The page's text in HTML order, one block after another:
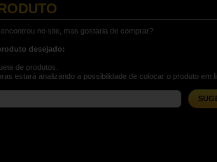
no site, mas gostaria de comprar?
desejado:
de produtos.
estará analizando a possibilidade de colocar o produto em